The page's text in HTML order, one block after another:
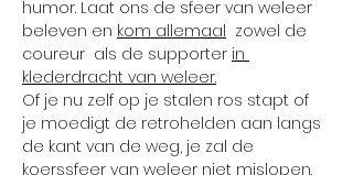
humor. Laat ons de sfeer van weleer
beleven en kom allemaal zowel de
coureur  als de supporter in
klederdracht van weleer.
Of je nu zelf op je stalen ros stapt of
je moedigt de retrohelden aan langs
de kant van de weg, je zal de
koerssfeer van weleer niet mislopen.